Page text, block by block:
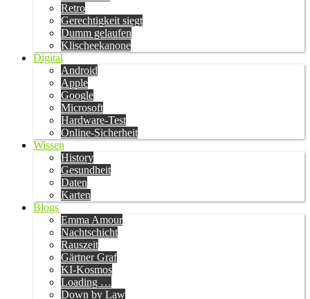
Retro
Gerechtigkeit siegt
Dumm gelaufen
Klischeekanone
Digital
Android
Apple
Google
Microsoft
Hardware-Test
Online-Sicherheit
Wissen
History
Gesundheit
Daten
Karten
Blogs
Emma Amour
Nachtschicht
Rauszeit
Gärtner Graf
KI-Kosmos
Loading …
Down by Law